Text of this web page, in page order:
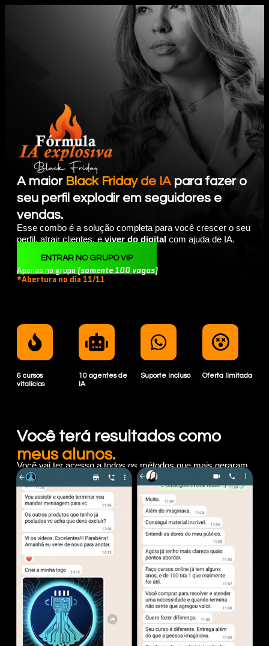
A maior Black Friday de IA para fazer o
seu perfil explodir em seguidores e
vendas.
Esse combo é a solução completa para você crescer o seu
perfil, atrair clientes, e viver do digital com ajuda de IA.
ENTRAR NO GRUPO VIP
Apenas no grupo (somente 100 vagas)
*Abertura no dia 11/11
6 cursos
vitalícios
10 agentes de
IA
Suporte incluso Oferta limitada
Você terá resultados como
meus alunos.
Você vai ter acesso a todos os métodos que mais geraram
resultados de
crescimento e vendas com IA até hoje.